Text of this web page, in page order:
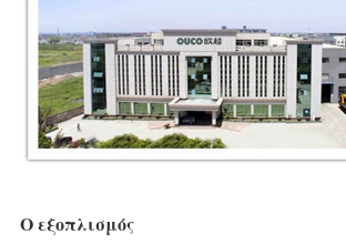
Ο εξοπλισμός